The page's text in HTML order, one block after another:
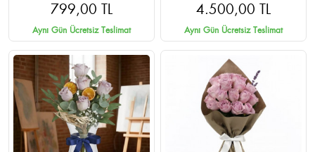
Teslimat
799,00 TL
Aynı Gün Ücretsiz Teslimat
4.500,00 TL
Aynı Gün Ücretsiz Teslimat